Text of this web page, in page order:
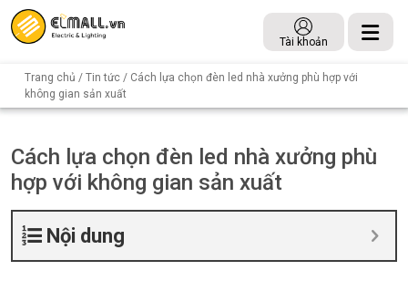
Tài khoản
Trang chủ / Tin tức / Cách lựa chọn đèn led nhà xưởng phù hợp với
không gian sản xuất
Cách lựa chọn đèn led nhà xưởng phù
hợp với không gian sản xuất
Nội dung